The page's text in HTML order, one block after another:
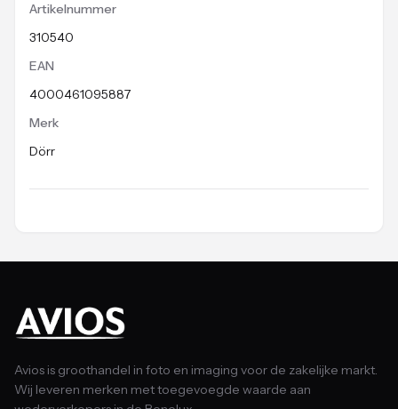
Artikelnummer
310540
EAN
4000461095887
Merk
Dörr
Avios is groothandel in foto en imaging voor de zakelijke markt.
Wij leveren merken met toegevoegde waarde aan